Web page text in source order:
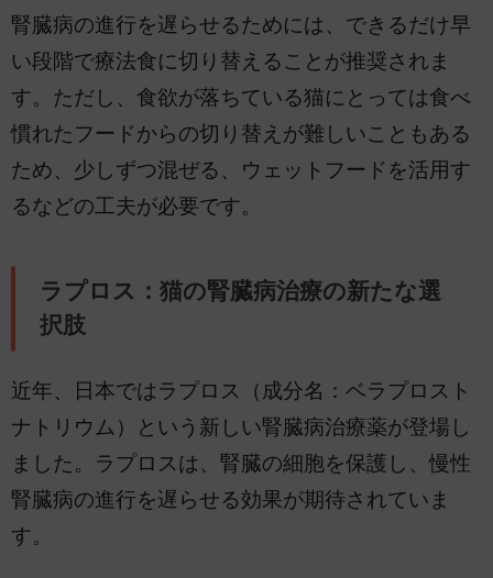
腎臓病の進行を遅らせるためには、できるだけ早
い段階で療法食に切り替えることが推奨されま
す。ただし、食欲が落ちている猫にとっては食べ
慣れたフードからの切り替えが難しいこともある
ため、少しずつ混ぜる、ウェットフードを活用す
るなどの工夫が必要です。
ラプロス：猫の腎臓病治療の新たな選
択肢
近年、日本ではラプロス（成分名：ベラプロスト
ナトリウム）という新しい腎臓病治療薬が登場し
ました。ラプロスは、腎臓の細胞を保護し、慢性
腎臓病の進行を遅らせる効果が期待されていま
す。